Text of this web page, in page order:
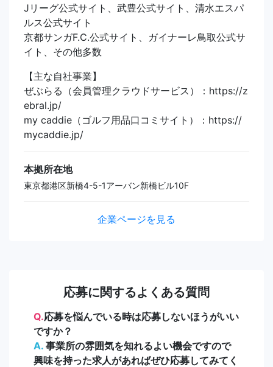
Jリーグ公式サイト、武豊公式サイト、清水エスパ
ルス公式サイト
京都サンガF.C.公式サイト、ガイナーレ鳥取公式サ
イト、その他多数
【主な自社事業】
ぜぶらる（会員管理クラウドサービス）：https://z
ebral.jp/
my caddie（ゴルフ用品口コミサイト）：https://
mycaddie.jp/
本拠所在地
東京都港区新橋4-5-1アーバン新橋ビル10F
企業ページを見る
応募に関するよくある質問
Q.応募を悩んでいる時は応募しないほうがいい
ですか？
A. 事業所の雰囲気を知れるよい機会ですので
興味を持った求人があればぜひ応募してみてく